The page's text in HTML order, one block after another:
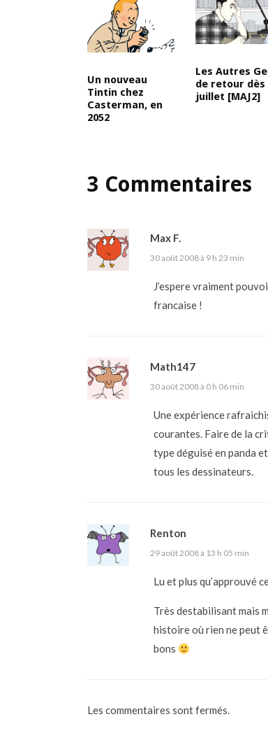
Un nouveau
Tintin chez
Casterman, en
2052
Les Autres
de retour dès
juillet [MAJ2]
3 Commentaires
Max F.
30 août 2008 à 9 h 23 min
J’espere vraiment
francaise !
Math147
30 août 2008 à 0 h 06 min
Une expérience
courantes. Faire de la
type déguisé en panda et
tous les dessinateurs.
Renton
29 août 2008 à 13 h 05 min
Lu et plus qu’approuvé
Très destabilisant mais
histoire où rien ne peut
bons
Les commentaires sont fermés.